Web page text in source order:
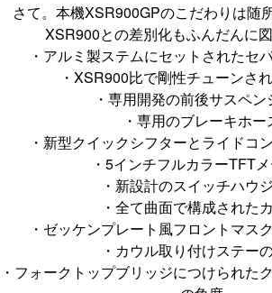
さて。本機XSR900GPのこだわりは随
XSR900との差別化もふんだんに図
・アルミ製ステムにセットされたセ
・XSR900比で剛性チューンさ
・専用開発の前後サスペン
・専用のブレーキホー
・新型クイックシフターとライドコ
・5インチフルカラーTFT
・新設計のスイッチハウ
・全て曲面で構成された
・ゼッケンプレート風フロントマス
・カウル取り付けステー
・フォークトップブリッジにつけられた